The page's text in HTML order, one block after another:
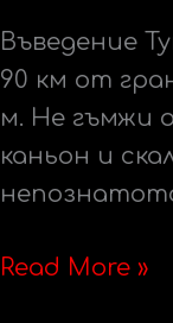
Въведение
90 км от
м. Не гъмжи
каньон и
скали
Read More »